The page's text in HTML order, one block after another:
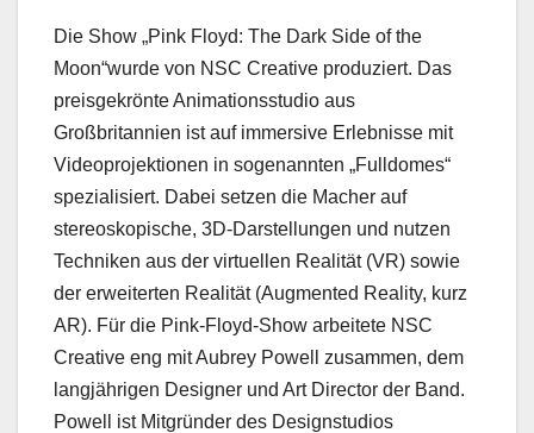
Die Show „Pink Floyd: The Dark Side of the
Moon“wurde von NSC Creative produziert. Das
preisgekrönte Animationsstudio aus
Großbritannien ist auf immersive Erlebnisse mit
Videoprojektionen in sogenannten „Fulldomes“
spezialisiert. Dabei setzen die Macher auf
stereoskopische, 3D-Darstellungen und nutzen
Techniken aus der virtuellen Realität (VR) sowie
der erweiterten Realität (Augmented Reality, kurz
AR). Für die Pink-Floyd-Show arbeitete NSC
Creative eng mit Aubrey Powell zusammen, dem
langjährigen Designer und Art Director der Band.
Powell ist Mitgründer des Designstudios